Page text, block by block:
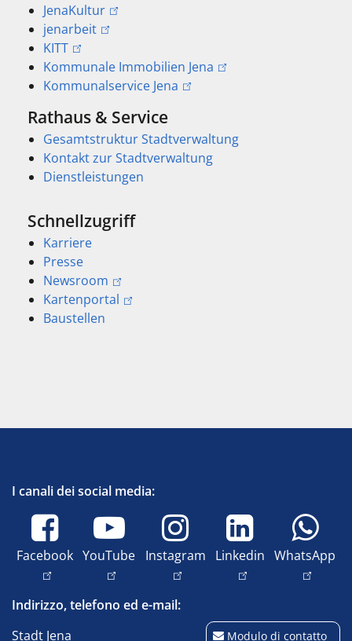
JenaKultur
jenarbeit
KITT
Kommunale Immobilien Jena
Kommunalservice Jena
Rathaus & Service
Gesamtstruktur Stadtverwaltung
Kontakt zur Stadtverwaltung
Dienstleistungen
Schnellzugriff
Karriere
Presse
Newsroom
Kartenportal
Baustellen
I canali dei social media:
Facebook YouTube Instagram Linkedin WhatsApp
Indirizzo, telefono ed e-mail:
Stadt Jena
Modulo di contatto